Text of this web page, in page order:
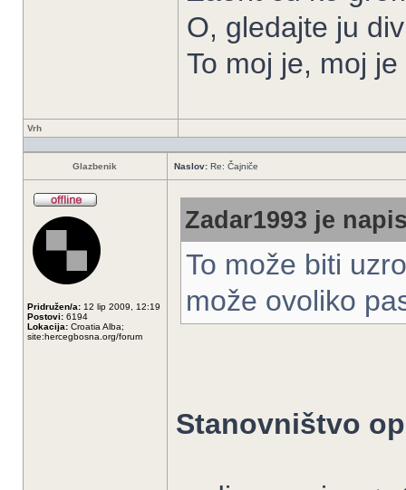
O, gledajte ju
To moj je, moj
Vrh
Glazbenik Naslov: Re: Čajniče
Pridružen/a: 12 lip 2009, 12:19
Postovi: 6194
Lokacija: Croatia Alba;
site:hercegbosna.org/forum
Zadar1993 je
To može biti
može ovoliko
Stanovništvo